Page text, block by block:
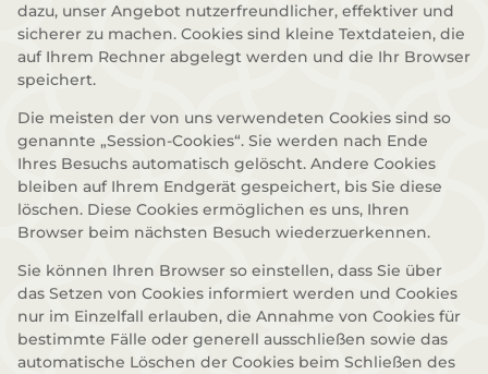
dazu, unser Angebot nutzerfreundlicher, effektiver und
sicherer zu machen. Cookies sind kleine Textdateien, die
auf Ihrem Rechner abgelegt werden und die Ihr Browser
speichert.
Die meisten der von uns verwendeten Cookies sind so
genannte „Session-Cookies“. Sie werden nach Ende
Ihres Besuchs automatisch gelöscht. Andere Cookies
bleiben auf Ihrem Endgerät gespeichert, bis Sie diese
löschen. Diese Cookies ermöglichen es uns, Ihren
Browser beim nächsten Besuch wiederzuerkennen.
Sie können Ihren Browser so einstellen, dass Sie über
das Setzen von Cookies informiert werden und Cookies
nur im Einzelfall erlauben, die Annahme von Cookies für
bestimmte Fälle oder generell ausschließen sowie das
automatische Löschen der Cookies beim Schließen des